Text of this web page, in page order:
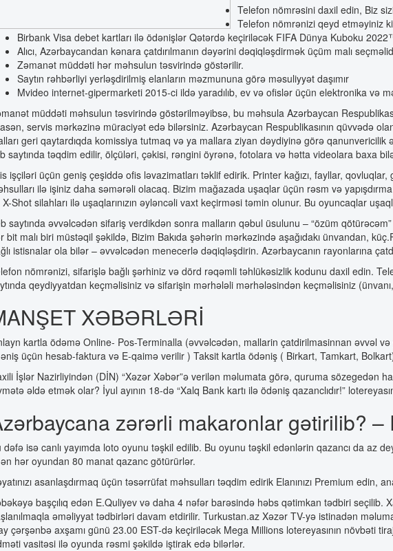
Telefon nömrəsini daxil edin, Biz
Telefon nömrənizi qeyd etməyiniz
Birbank Visa debet kartları ilə ödənişlər Qətərdə keçiriləcək FIFA Dünya Kuboku
Alıcı, Azərbaycandan kənara çatdırılmanın dəyərini dəqiqləşdirmək üçüm malı
Zəmanət müddəti hər məhsulun təsvirində göstərilir.
Saytın rəhbərliyi yerləşdirilmiş elanların məzmununa görə məsuliyyət daşımır
Mvideo internet-gipermarketi 2015-ci ildə yaradılıb, ev və ofislər üçün elektronika və
müddəti məhsulun təsvirində göstərilməyibsə, bu məhsula Azərbaycan
servis mərkəzinə müraciyət edə bilərsiniz. Azərbaycan Respublikasının qüvvədə
geri qaytardıqda komissiya tutmaq və ya mallara ziyan dəydiyinə görə
saytında təqdim edilir, ölçüləri, çəkisi, rəngini öyrənə, fotolara və hətta videolara baxa
işçiləri üçün geniş çeşiddə ofis ləvazimatları təklif edirik. Printer kağızı, fayllar,
ilə işiniz daha səmərəli olacaq. Bizim mağazada uşaqlar üçün rəsm və
Shot silahları ilə uşaqlarınızın əyləncəli vaxt keçirməsi təmin olunur. Bu oyuncaqlar
saytında əvvəlcədən sifariş verdikdən sonra malların qəbul üsulunu – “özüm
bit malı biri müstəqil şəkildə, Bizim Bakıda şəhərin mərkəzində aşağıdakı ünvandan,
istisnalar ola bilər – əvvəlcədən menecerlə dəqiqləşdirin. Azərbaycanın rayonlarına
nömrənizi, sifarişlə bağlı şərhiniz və dörd rəqəmli təhlükəsizlik kodunu daxil edin.
qeydiyyatdan keçməlisiniz və sifarişin mərhələli mərhələsindən keçməlisiniz
XƏBƏRLƏRİ
kartla ödəmə Online- Pos-Terminalla (əvvəlcədən, mallarin çatdirilmasinnan əvvəl
üçün hesab-faktura və E-qaimə verilir ) Taksit kartla ödəniş ( Birkart, Tamkart,
İşlər Nazirliyindən (DİN) “Xəzər Xəbər”ə verilən məlumata görə, quruma sözegedən
əldə etmək olar? İyul ayının 18-də “Xalq Bank kartı ilə ödəniş qazanclıdır!”
zərərli makaronlar gətirilib? –
dəfə isə canlı yayımda loto oyunu təşkil edilib. Bu oyunu təşkil edənlərin qazancı da az
hər oyundan 80 manat qazanc götürürlər.
asanlaşdırmaq üçün təsərrüfat məhsulları təqdim edirik Elanınızı Premium
başçılıq edən E.Quliyev və daha 4 nəfər barəsində həbs qətimkan tədbiri
əməliyyat tədbirləri davam etdirilir. Turkustan.az Xəzər TV-yə istinadən
çərşənbə axşamı günü 23.00 EST-də keçiriləcək Mega Millions lotereyasının növbəti
vasitəsi ilə oyunda rəsmi şəkildə iştirak edə bilərlər.